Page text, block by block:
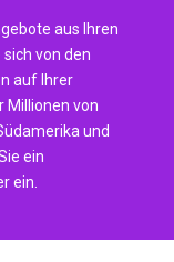
aus Ihren
von den
auf Ihrer
Millionen von
und
ein
ein.